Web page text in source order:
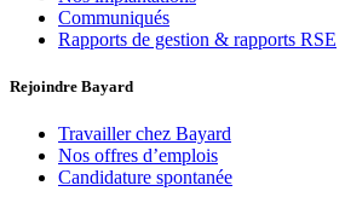
Communiqués
Rapports de gestion & rapports RSE
Rejoindre Bayard
Travailler chez Bayard
Nos offres d’emplois
Candidature spontanée